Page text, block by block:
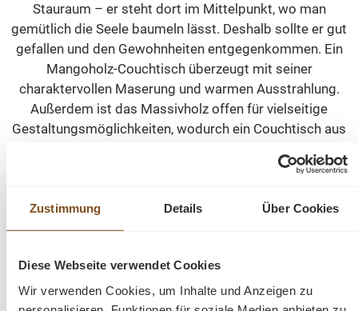
Zustimmung Details Über Cookies
Diese Webseite verwendet Cookies
Wir verwenden Cookies, um Inhalte und Anzeigen zu
Stauraum – er steht dort im Mittelpunkt, wo man
gemütlich die Seele baumeln lässt. Deshalb sollte er gut
gefallen und den Gewohnheiten entgegenkommen. Ein
Mangoholz-Couchtisch überzeugt mit seiner
charaktervollen Maserung und warmen Ausstrahlung.
Außerdem ist das Massivholz offen für vielseitige
Gestaltungsmöglichkeiten, wodurch ein Couchtisch aus
Edle Holzmaserung, warme Töne – warum
Mango am Couchtisch begeistert
Der traditionelle Werkstoff hat seinen Ursprung in Indien
und dort auch eine luxuriöse Symbolik. Dabei hat